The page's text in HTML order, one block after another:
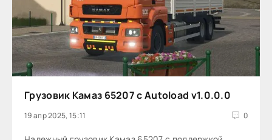
Грузовик Камаз 65207 с Autoload v1.0.0.0
19 апр 2025, 15:11 0